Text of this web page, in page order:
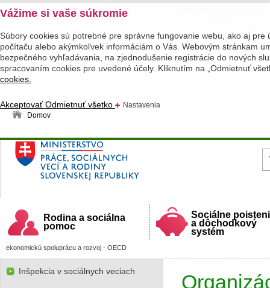
Vážime si vaše súkromie
Súbory cookies sú potrebné pre správne fungovanie webu, ako aj
počítaču alebo akýmkoľvek informáciám o Vás. Webovým stránkam
bezpečného vyhľadávania, na zjednodušenie registrácie do nových
spracovaním cookies pre uvedené účely. Kliknutím na „Odmietnuť
cookies.
AkceptovaťOdmietnuť všetko
Nastavenia
Domov
Ministerstvo práce, sociálnych vecí a rodiny
Slovenskej republiky
Rodina a sociálna
pomoc
Sociálne
a dôchodkový
systém
ekonomickú spoluprácu a rozvoj - OECD
Inšpekcia v sociálnych veciach